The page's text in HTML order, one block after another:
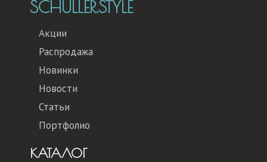
SCHULLER.STYLE
Акции
Распродажа
Новинки
Новости
Статьи
Портфолио
КАТАЛОГ